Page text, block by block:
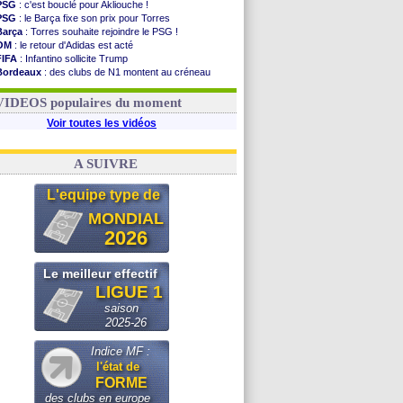
: c'est bouclé pour Akliouche !
: le Barça fixe son prix pour Torres
: Torres souhaite rejoindre le PSG !
: le retour d'Adidas est acté
: Infantino sollicite Trump
: des clubs de N1 montent au créneau
: le démenti de Leipzig pour Diomandé
populaires du moment
Voir toutes les vidéos
A SUIVRE
L'equipe type de
MONDIAL
2026
Le meilleur effectif
LIGUE 1
saison
2025-26
Indice MF :
l'état de
FORME
des clubs en europe